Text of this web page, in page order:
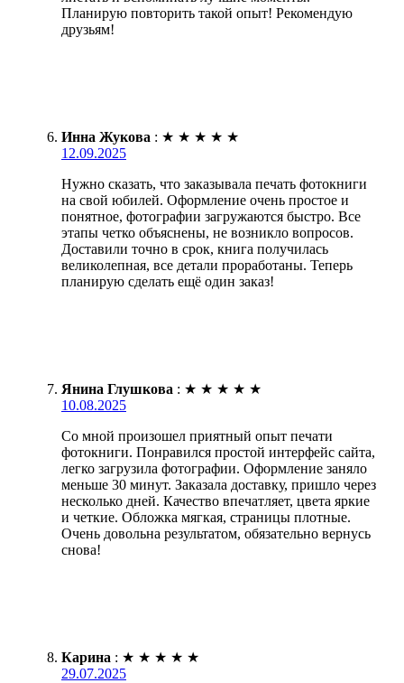
Планирую повторить такой опыт! Рекомендую
друзьям!
Инна Жукова : ★ ★ ★ ★ ★
12.09.2025
Нужно сказать, что заказывала печать фотокниги
на свой юбилей. Оформление очень простое и
понятное, фотографии загружаются быстро. Все
этапы четко объяснены, не возникло вопросов.
Доставили точно в срок, книга получилась
великолепная, все детали проработаны. Теперь
планирую сделать ещё один заказ!
Янина Глушкова : ★ ★ ★ ★ ★
10.08.2025
Со мной произошел приятный опыт печати
фотокниги. Понравился простой интерфейс сайта,
легко загрузила фотографии. Оформление заняло
меньше 30 минут. Заказала доставку, пришло через
несколько дней. Качество впечатляет, цвета яркие
и четкие. Обложка мягкая, страницы плотные.
Очень довольна результатом, обязательно вернусь
снова!
Карина : ★ ★ ★ ★ ★
29.07.2025